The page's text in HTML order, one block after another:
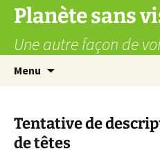
Aller
contenu
Planète sans
Une autre façon de
Menu
Tentative de
de têtes